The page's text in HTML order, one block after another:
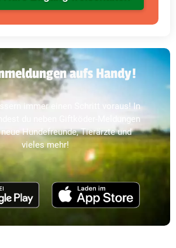
aufs Handy!
immer einen Schritt voraus! In
du neben Giftköder-Meldungen
Hundefreunde, Tierärzte und
vieles mehr!